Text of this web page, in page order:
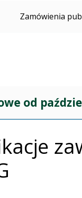
Zamówienia
od